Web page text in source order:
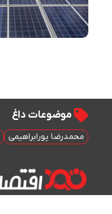
موضوعات داغ
محمدرضا پورابراهیمی